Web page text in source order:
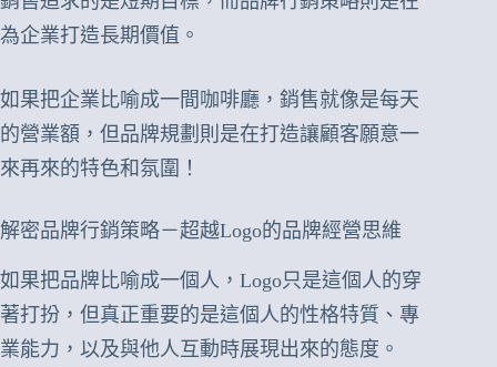
為企業打造長期價值。
如果把企業比喻成一間咖啡廳，銷售就像是每天
的營業額，但品牌規劃則是在打造讓顧客願意一
來再來的特色和氛圍！
解密品牌行銷策略－超越Logo的品牌經營思維
如果把品牌比喻成一個人，Logo只是這個人的穿
著打扮，但真正重要的是這個人的性格特質、專
業能力，以及與他人互動時展現出來的態度。